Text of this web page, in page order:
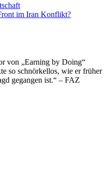
im Iran Konflikt?
von „Earning by Doing“
so schnörkellos, wie er früher
gegangen ist.“ – FAZ